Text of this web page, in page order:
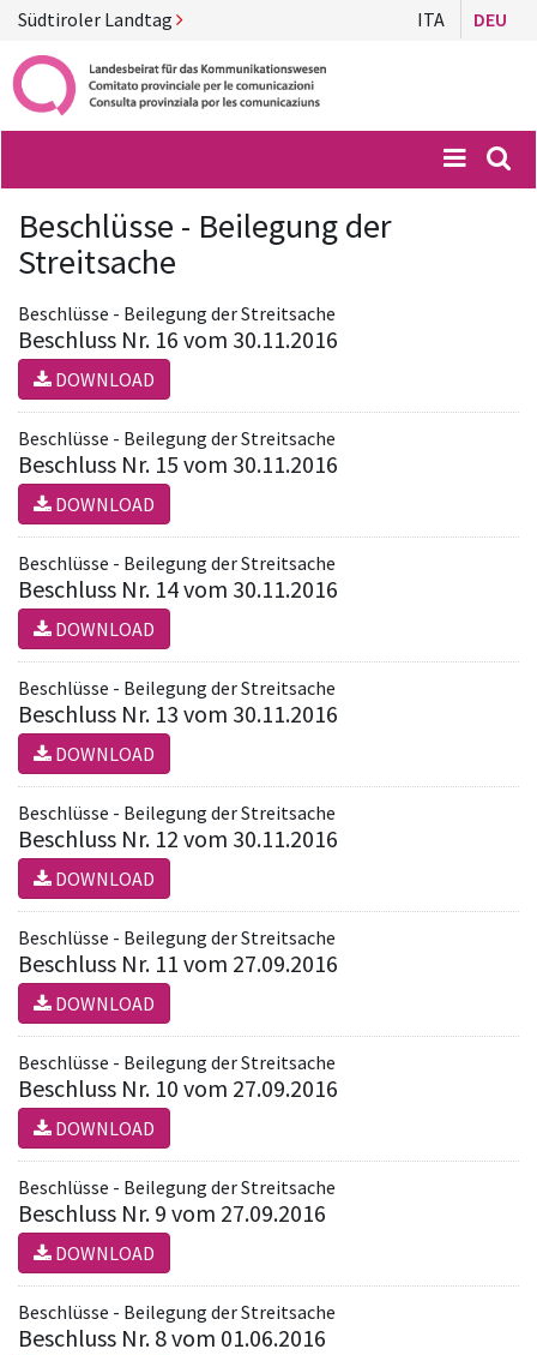
Südtiroler Landtag ITA DEU
Menü
Beschlüsse - Beilegung der
Streitsache
Beschlüsse - Beilegung der Streitsache
Beschluss Nr. 16 vom 30.11.2016
DOWNLOAD
Beschlüsse - Beilegung der Streitsache
Beschluss Nr. 15 vom 30.11.2016
DOWNLOAD
Beschlüsse - Beilegung der Streitsache
Beschluss Nr. 14 vom 30.11.2016
DOWNLOAD
Beschlüsse - Beilegung der Streitsache
Beschluss Nr. 13 vom 30.11.2016
DOWNLOAD
Beschlüsse - Beilegung der Streitsache
Beschluss Nr. 12 vom 30.11.2016
DOWNLOAD
Beschlüsse - Beilegung der Streitsache
Beschluss Nr. 11 vom 27.09.2016
DOWNLOAD
Beschlüsse - Beilegung der Streitsache
Beschluss Nr. 10 vom 27.09.2016
DOWNLOAD
Beschlüsse - Beilegung der Streitsache
Beschluss Nr. 9 vom 27.09.2016
DOWNLOAD
Beschlüsse - Beilegung der Streitsache
Beschluss Nr. 8 vom 01.06.2016